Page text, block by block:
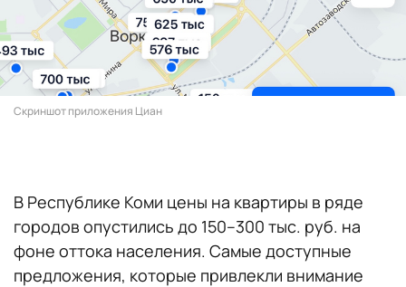
Скриншот приложения Циан
В Республике Коми цены на квартиры в ряде
городов опустились до 150–300 тыс. руб. на
фоне оттока населения. Самые доступные
предложения, которые привлекли внимание